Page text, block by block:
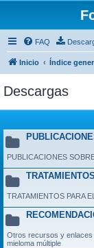
FAQ
Inicio Índice
Descargas
PUBLICACIONES
TRATAMIENTOS PARA
Otros recursos y enlaces
mieloma múltiple